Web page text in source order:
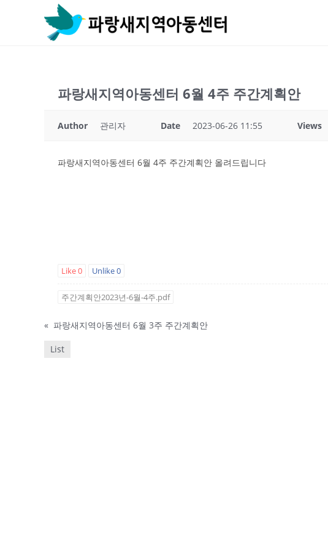
파랑새지역아동센터 6월 4주 주간계획안
Author 관리자 Date 2023-06-26 11:55 Views
파랑새지역아동센터 6월 4주 주간계획안 올려드립니다
Like0 Unlike0
주간계획안2023년-6월-4주.pdf
« 파랑새지역아동센터 6월 3주 주간계획안
List